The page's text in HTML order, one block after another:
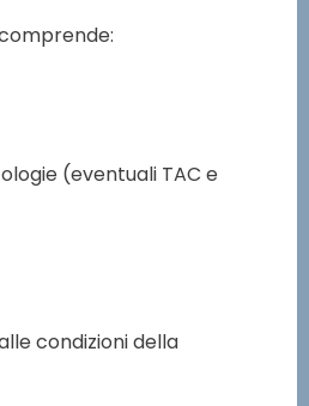
(eventuali TAC e
condizioni della